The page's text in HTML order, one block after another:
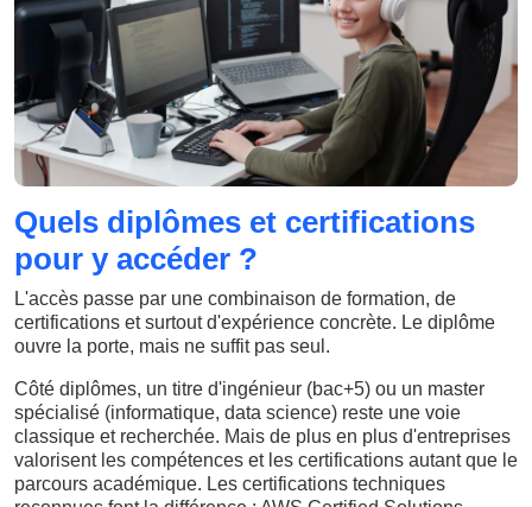
Quels diplômes et certifications
pour y accéder ?
L'accès passe par une combinaison de formation, de
certifications et surtout d'expérience concrète. Le diplôme
ouvre la porte, mais ne suffit pas seul.
Côté diplômes, un titre d'ingénieur (bac+5) ou un master
spécialisé (informatique, data science) reste une voie
classique et recherchée. Mais de plus en plus d'entreprises
valorisent les compétences et les certifications autant que le
parcours académique. Les certifications techniques